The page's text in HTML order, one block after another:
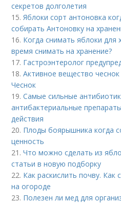
секретов долголетия
15. Яблоки сорт антоновка
собирать Антоновку на
16. Когда снимать яблоки для
время снимать на хранение?
17. Гастроэнтеролог
18.Активное вещество
Чеснок
19.Самые сильные
антибактериальные
действия
20. Плоды боярышника когда
ценность
21.Что можно сделать из
статьи в новую подборку
22. Как раскислить почву. Как
на огороде
23. Полезен ли мед для